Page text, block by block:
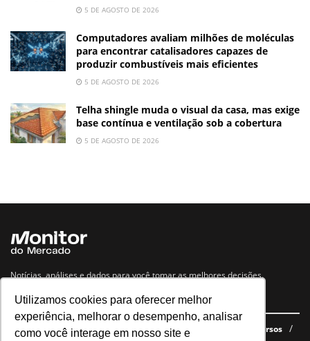
Utilizamos cookies para oferecer melhor
experiência, melhorar o desempenho, analisar
como você interage em nosso site e
5 DE AGOSTO DE 2026
Computadores avaliam milhões de moléculas
para encontrar catalisadores capazes de
produzir combustíveis mais eficientes
5 DE AGOSTO DE 2026
Telha shingle muda o visual da casa, mas exige
base contínua e ventilação sob a cobertura
5 DE AGOSTO DE 2026
Notícias, análises e dados para você tomar as melhores decisões.
Navegue no site
Últimas notícias Quem somos E-books gratuitos
Cursos